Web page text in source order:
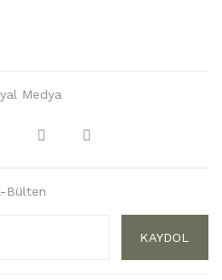
Medya
Bülten
KAYDOL